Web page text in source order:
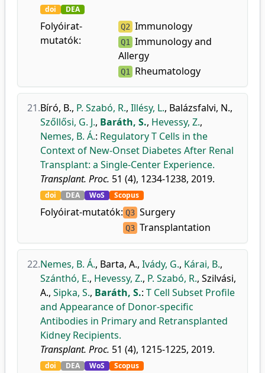
doi DEA
Folyóirat-
mutatók:
Q2 Immunology
Q1
Immunology and
Allergy
Q1 Rheumatology
21.Bíró, B., P. Szabó, R., Illésy, L., Balázsfalvi, N.,
Szőllősi, G. J., Baráth, S., Hevessy, Z.,
Nemes, B. Á.: Regulatory T Cells in the
Context of New-Onset Diabetes After Renal
Transplant: a Single-Center Experience.
Transplant. Proc. 51 (4), 1234-1238, 2019.
doi DEA WoS Scopus
Folyóirat-mutatók: Q3 Surgery
Q3 Transplantation
22.Nemes, B. Á., Barta, A., Ivády, G., Kárai, B.,
Szánthó, E., Hevessy, Z., P. Szabó, R., Szilvási,
A., Sipka, S., Baráth, S.: T Cell Subset Profile
and Appearance of Donor-specific
Antibodies in Primary and Retransplanted
Kidney Recipients.
Transplant. Proc. 51 (4), 1215-1225, 2019.
doi DEA WoS Scopus